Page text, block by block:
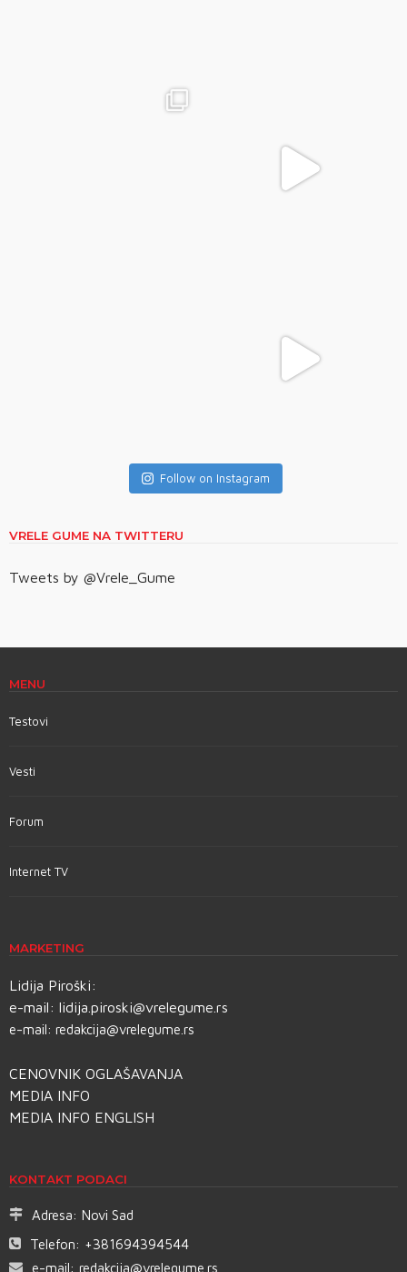
Follow on Instagram
VRELE GUME NA TWITTERU
Tweets by @Vrele_Gume
MENU
Testovi
Vesti
Forum
Internet TV
MARKETING
Lidija Piroški:
e-mail: lidija.piroski@vrelegume.rs
e-mail: redakcija@vrelegume.rs
CENOVNIK OGLAŠAVANJA
MEDIA INFO
MEDIA INFO ENGLISH
KONTAKT PODACI
Adresa: Novi Sad
Telefon: +381694394544
e-mail: redakcija@vrelegume.rs